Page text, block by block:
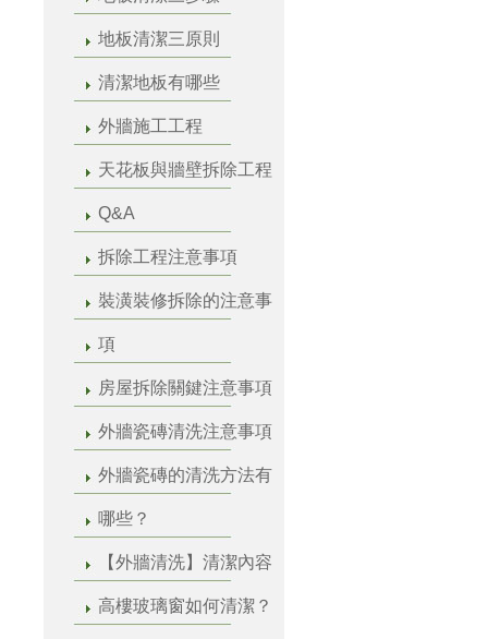
地板清潔三原則
清潔地板有哪些
外牆施工工程
天花板與牆壁拆除工程
Q&A
拆除工程注意事項
裝潢裝修拆除的注意事
項
房屋拆除關鍵注意事項
外牆瓷磚清洗注意事項
外牆瓷磚的清洗方法有
哪些？
【外牆清洗】清潔內容
高樓玻璃窗如何清潔？